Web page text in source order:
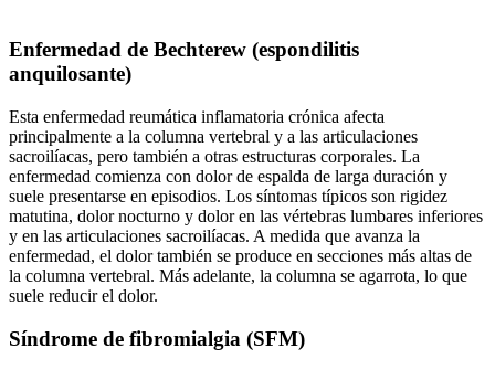
Enfermedad de Bechterew (espondilitis
anquilosante)
Esta enfermedad reumática inflamatoria crónica afecta
principalmente a la columna vertebral y a las articulaciones
sacroilíacas, pero también a otras estructuras corporales. La
enfermedad comienza con dolor de espalda de larga duración y
suele presentarse en episodios. Los síntomas típicos son rigidez
matutina, dolor nocturno y dolor en las vértebras lumbares inferiores
y en las articulaciones sacroilíacas. A medida que avanza la
enfermedad, el dolor también se produce en secciones más altas de
la columna vertebral. Más adelante, la columna se agarrota, lo que
suele reducir el dolor.
Síndrome de fibromialgia (SFM)